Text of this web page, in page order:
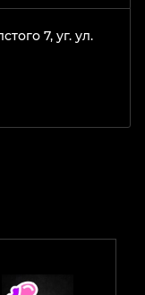
7, уг. ул.